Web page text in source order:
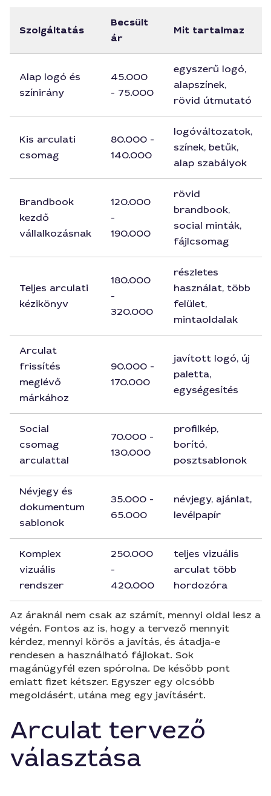
Szolgáltatás
Becsült
ár
Mit tartalmaz
Alap logó és
színirány
45.000
- 75.000
egyszerű logó,
alapszínek,
rövid útmutató
Kis arculati
csomag
80.000 -
140.000
logóváltozatok,
színek, betűk,
alap szabályok
Brandbook
kezdő
vállalkozásnak
120.000
-
190.000
rövid
brandbook,
social minták,
fájlcsomag
Teljes arculati
kézikönyv
180.000
-
320.000
részletes
használat, több
felület,
mintaoldalak
Arculat
frissítés
meglévő
márkához
90.000 -
170.000
javított logó, új
paletta,
egységesítés
Social
csomag
arculattal
70.000 -
130.000
profilkép,
borító,
posztsablonok
Névjegy és
dokumentum
sablonok
35.000 -
65.000
névjegy, ajánlat,
levélpapír
Komplex
vizuális
rendszer
250.000
-
420.000
teljes vizuális
arculat több
hordozóra
Az áraknál nem csak az számít, mennyi oldal lesz a
végén. Fontos az is, hogy a tervező mennyit
kérdez, mennyi körös a javítás, és átadja-e
rendesen a használható fájlokat. Sok
magánügyfél ezen spórolna. De később pont
emiatt fizet kétszer. Egyszer egy olcsóbb
megoldásért, utána meg egy javításért.
Arculat tervező
választása